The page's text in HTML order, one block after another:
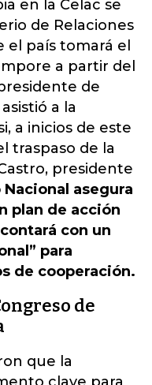
en la Celac se
de Relaciones
país tomará el
a partir del
de
a la
a inicios de este
traspaso de la
presidente
asegura
plan de acción
con un
para
de cooperación.
de
que la